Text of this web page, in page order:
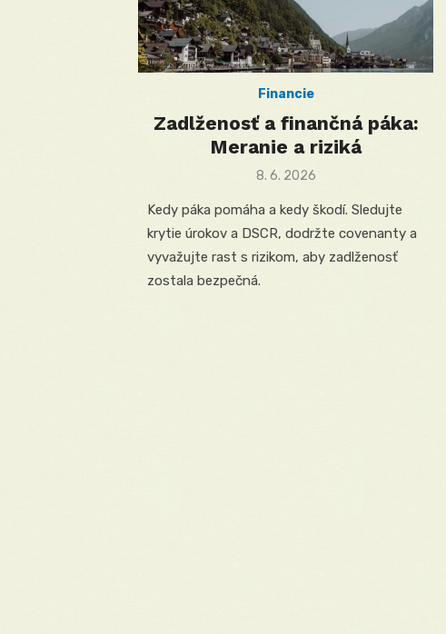
Financie
Zadlženosť a finančná páka:
Meranie a riziká
Posted
8. 6. 2026
Kedy páka pomáha a kedy škodí. Sledujte
krytie úrokov a DSCR, dodržte covenanty a
vyvažujte rast s rizikom, aby zadlženosť
zostala bezpečná.